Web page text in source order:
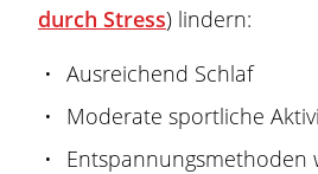
durch Stress) lindern:
Ausreichend Schlaf
Moderate sportliche
Entspannungsmethoden